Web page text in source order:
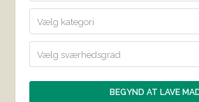
Vælg kategori
Vælg sværhedsgrad